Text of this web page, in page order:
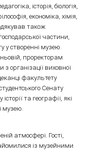
історія, біологія,
економіка, хімія,
також
частини,
у створенні музею.
проректорам
з організації виховної
факультету
Сенату
та географії, які
музею.
атмосфері. Гості,
із музейними